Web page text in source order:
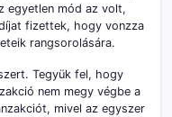
egyetlen mód az volt,
fizettek, hogy vonzza
rangsorolására.
Tegyük fel, hogy
nem megy végbe a
mivel az egyszer